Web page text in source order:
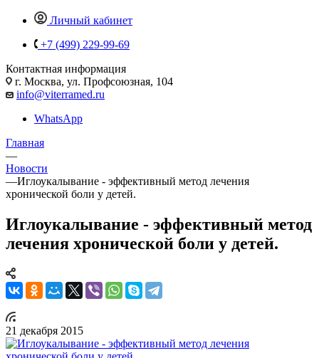
Личный кабинет
+7 (499) 229-99-69
Контактная информация
г. Москва, ул. Профсоюзная, 104
info@viterramed.ru
WhatsApp
Главная
—
Новости
—Иглоукалывание - эффективный метод лечения
хронической боли у детей.
Иглоукалывание - эффективный метод
лечения хронической боли у детей.
21 декабря 2015